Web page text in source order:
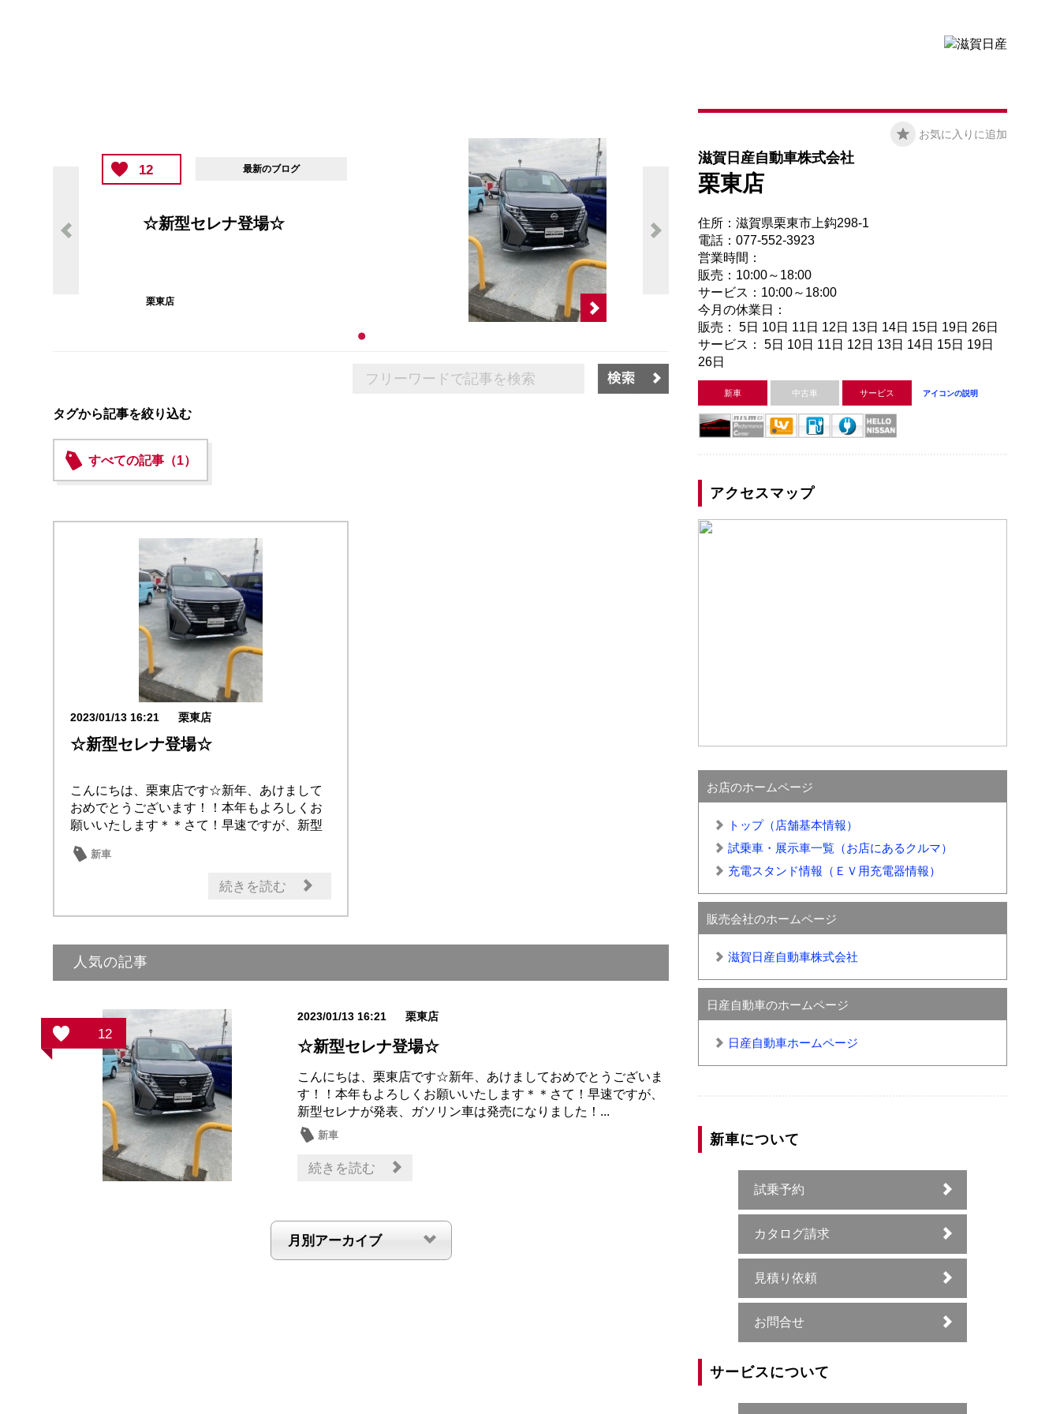
12 最新のブログ
☆新型セレナ登場☆
栗東店
タグから記事を絞り込む
すべての記事（1）
2023/01/13 16:21 栗東店
☆新型セレナ登場☆
こんにちは、栗東店です☆新年、あけまして
おめでとうございます！！本年もよろしくお
願いいたします＊＊さて！早速ですが、新型
新車
続きを読む
人気の記事
12
2023/01/13 16:21 栗東店
☆新型セレナ登場☆
こんにちは、栗東店です☆新年、あけましておめでとうございま
す！！本年もよろしくお願いいたします＊＊さて！早速ですが、
新型セレナが発表、ガソリン車は発売になりました！...
新車
続きを読む
お気に入りに追加
滋賀日産自動車株式会社
栗東店
住所：滋賀県栗東市上鈎298-1
電話：077-552-3923
営業時間：
販売：10:00～18:00
サービス：10:00～18:00
今月の休業日：
販売： 5日 10日 11日 12日 13日 14日 15日 19日 26日
サービス： 5日 10日 11日 12日 13日 14日 15日 19日
26日
新車 中古車 サービス アイコンの説明
アクセスマップ
お店のホームページ
トップ（店舗基本情報）
試乗車・展示車一覧（お店にあるクルマ）
充電スタンド情報（ＥＶ用充電器情報）
販売会社のホームページ
滋賀日産自動車株式会社
日産自動車のホームページ
日産自動車ホームページ
新車について
試乗予約
カタログ請求
見積り依頼
お問合せ
サービスについて